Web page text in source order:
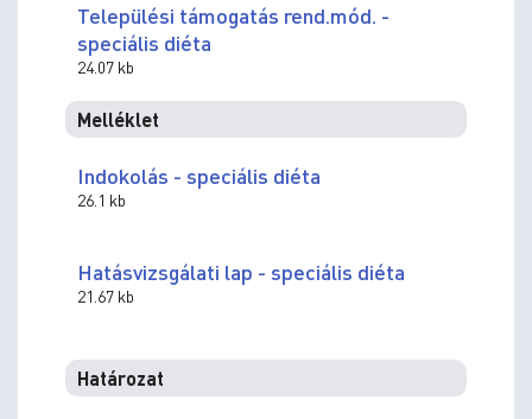
Települési támogatás rend.mód. -
speciális diéta
24.07 kb
Melléklet
Indokolás - speciális diéta
26.1 kb
Hatásvizsgálati lap - speciális diéta
21.67 kb
Határozat